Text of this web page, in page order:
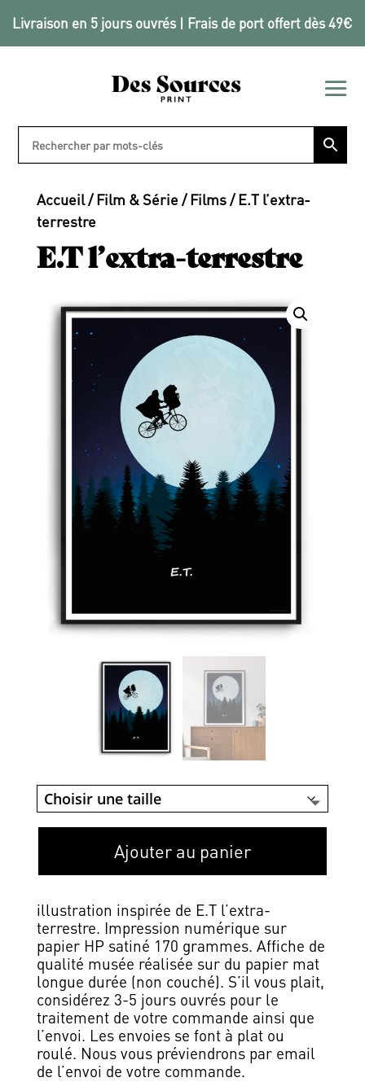
Livraison en 5 jours ouvrés | Frais de port offert dès 49€
Accueil/Film & Série/Films/ E.T l’extra-
terrestre
E.T l’extra-terrestre
Ajouter au panier
illustration inspirée de E.T l’extra-
terrestre. Impression numérique sur
papier HP satiné 170 grammes. Affiche de
qualité musée réalisée sur du papier mat
longue durée (non couché). S’il vous plait,
considérez 3-5 jours ouvrés pour le
traitement de votre commande ainsi que
l’envoi. Les envoies se font à plat ou
roulé. Nous vous préviendrons par email
de l’envoi de votre commande.